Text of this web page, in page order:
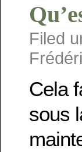
Filed
Cela
sous